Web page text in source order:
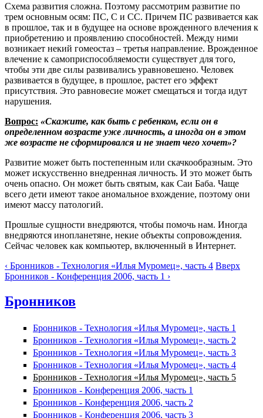
Схема развития сложна. Поэтому рассмотрим развитие по
трем основным осям: ПС, С и СС. Причем ПС развивается как
в прошлое, так и в будущее на основе врожденного влечения к
приобретению и проявлению способностей. Между ними
возникает некий гомеостаз – третья направление. Врожденное
влечение к самоприспособляемости существует для того,
чтобы эти две силы развивались уравновешено. Человек
развивается в будущее, в прошлое, растет его эффект
присутствия. Это равновесие может смещаться и тогда идут
нарушения.
Вопрос: «Скажите, как быть с ребенком, если он в
определенном возрасте уже личность, а иногда он в этом
же возрасте не сформировался и не знает чего хочет»?
Развитие может быть постепенным или скачкообразным. Это
может искусственно внедренная личность. И это может быть
очень опасно. Он может быть святым, как Саи Баба. Чаще
всего дети имеют такое аномальное вхождение, поэтому они
имеют массу патологий.
Прошлые сущности внедряются, чтобы помочь нам. Иногда
внедряются инопланетяне, некие объекты сопровождения.
Сейчас человек как компьютер, включенный в Интернет.
‹ Бронников - Технология «Илья Муромец», часть 4 Вверх
Бронников - Конференция 2006, часть 1 ›
Бронников
Бронников - Технология «Илья Муромец», часть 1
Бронников - Технология «Илья Муромец», часть 2
Бронников - Технология «Илья Муромец», часть 3
Бронников - Технология «Илья Муромец», часть 4
Бронников - Технология «Илья Муромец», часть 5
Бронников - Конференция 2006, часть 1
Бронников - Конференция 2006, часть 2
Бронников - Конференция 2006, часть 3